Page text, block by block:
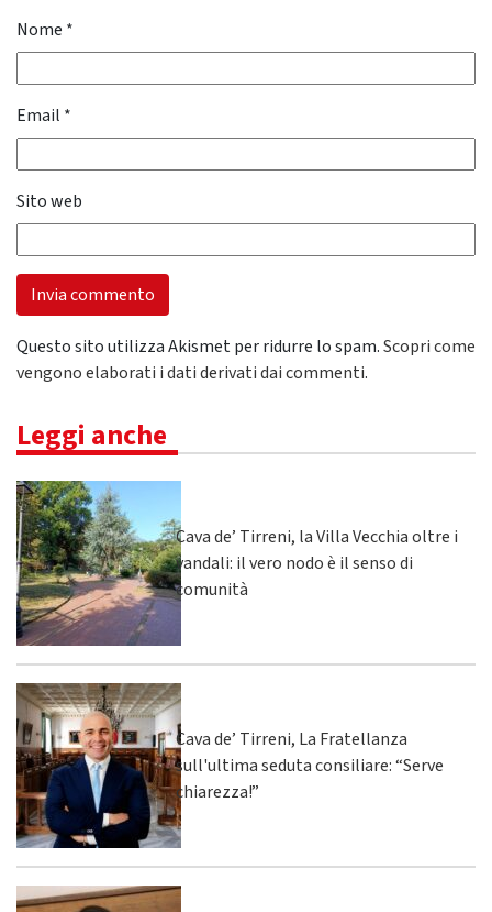
Nome *
Email *
Sito web
Questo sito utilizza Akismet per ridurre lo spam.Scopri come
vengono elaborati i dati derivati dai commenti.
Leggi anche
Cava de’ Tirreni, la Villa Vecchia oltre i
vandali: il vero nodo è il senso di
comunità
Cava de’ Tirreni, La Fratellanza
sull'ultima seduta consiliare: “Serve
chiarezza!”